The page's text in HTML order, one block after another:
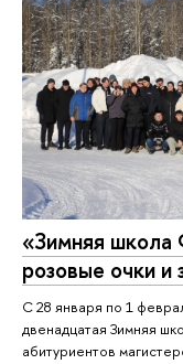
«Зимняя
розовые очки
С 28 января по 1
двенадцатая Зимняя
абитуриентов